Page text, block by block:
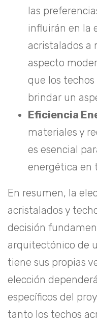
las
influirán en la
acristalados a
aspecto
que los
brindar un
Eficiencia
materiales y
es esencial
energética en
En resumen, la
acristalados y
decisión
arquitectónico de
tiene sus propias
elección
específicos del
tanto los techos